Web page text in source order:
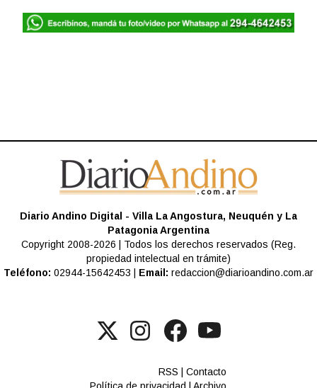
Diario Andino Digital - Villa La Angostura, Neuquén y La
Patagonia Argentina
Copyright 2008-2026 | Todos los derechos reservados (Reg.
propiedad intelectual en trámite)
Teléfono: 02944-15642453 | Email: redaccion@diarioandino.com.ar
RSS |Contacto